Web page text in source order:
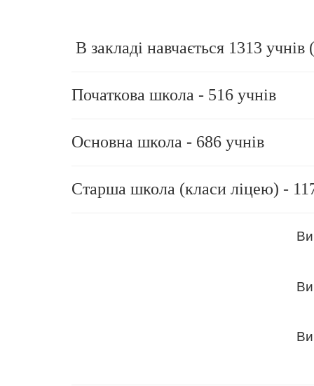
В закладі навчається 1313
Початкова школа - 516 учнів
Основна школа - 686 учнів
Старша школа (класи ліцею) -